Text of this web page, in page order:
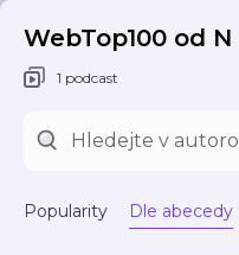
WebTop100 od N
1 podcast
Popularity Dle abecedy